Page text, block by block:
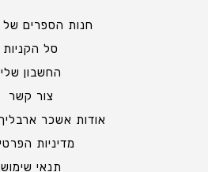
חנות הספרים
סל הקניות
החשבון שלי
צור קשר
אודות אשכר
מדיניות
תנאי שימוש